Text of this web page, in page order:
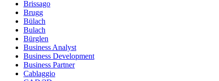
Brissago
Brugg
Bülach
Bulach
Bürglen
Business Analyst
Business Development
Business Partner
Cablaggio